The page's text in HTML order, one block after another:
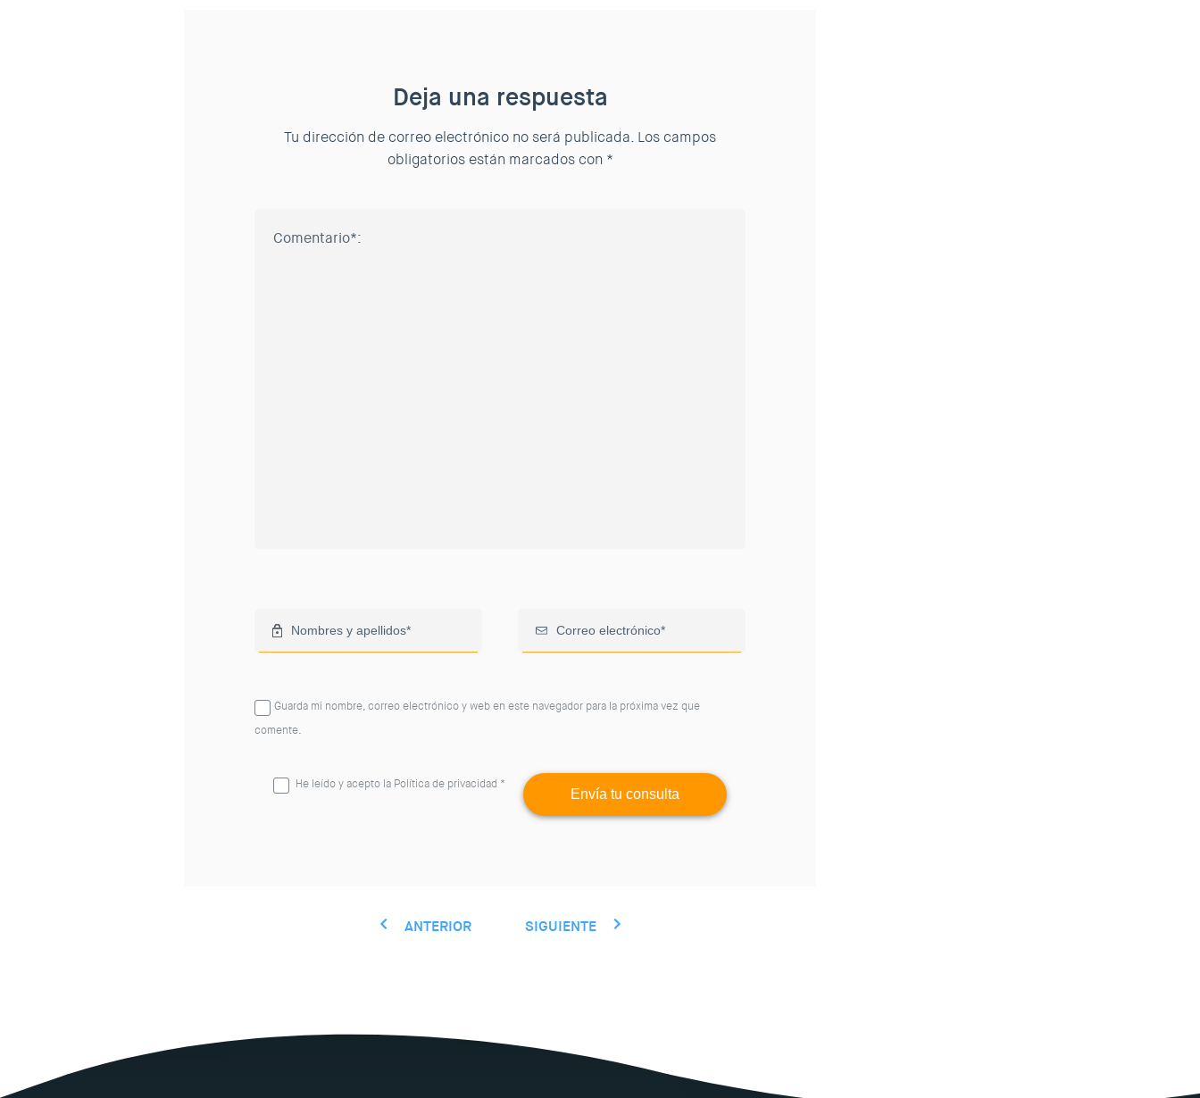
Deja una respuesta
Tu dirección de correo electrónico no será publicada. Los campos
obligatorios están marcados con *
Guarda mi nombre, correo electrónico y web en este navegador para la próxima vez que
comente.
He leído y acepto la Política de privacidad *
ANTERIOR SIGUIENTE